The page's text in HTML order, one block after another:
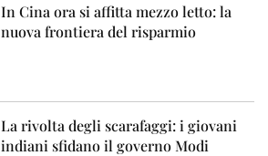
In Cina ora si affitta mezzo letto: la
nuova frontiera del risparmio
La rivolta degli scarafaggi: i giovani
indiani sfidano il governo Modi